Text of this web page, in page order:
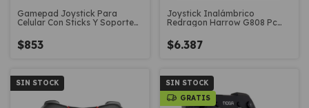
Gamepad Joystick Para
Celular Con Sticks Y Soporte
$853
Joystick Inalámbrico
Redragon Harrow G808 Pc
$6.387
SIN STOCK
SIN STOCK
GRATIS